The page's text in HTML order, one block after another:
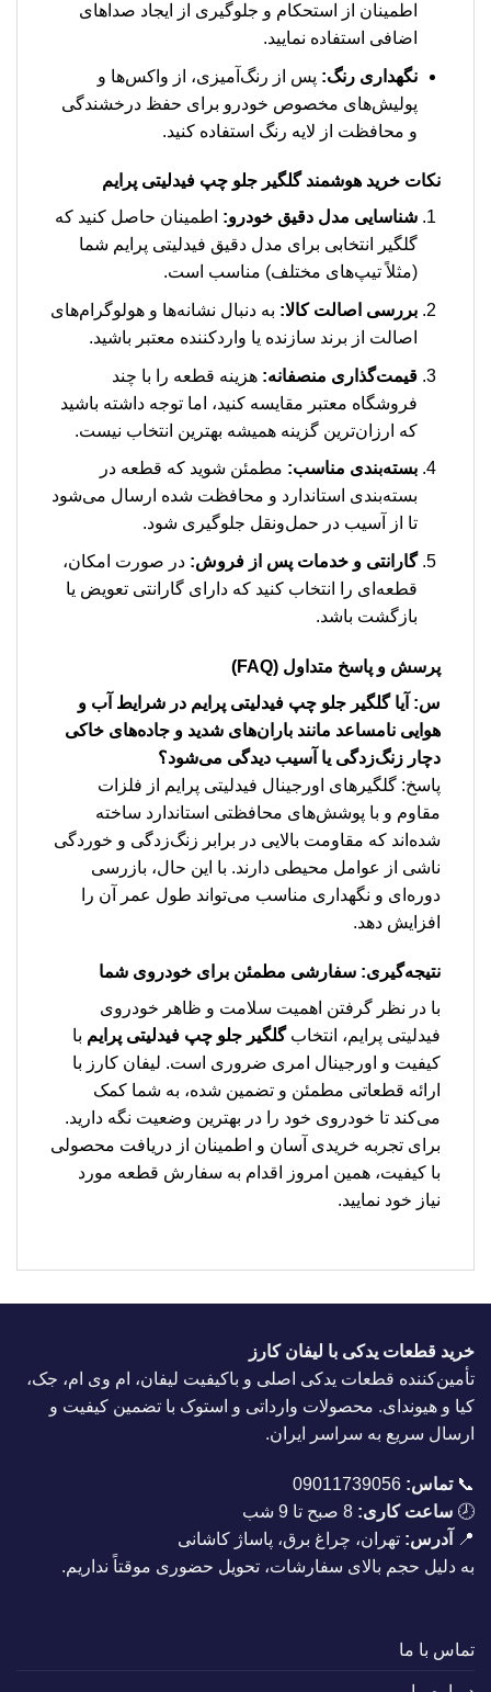
اطمینان از استحکام و جلوگیری از ایجاد صداهای
اضافی استفاده نمایید.
نگهداری رنگ: پس از رنگ‌آمیزی، از واکس‌ها و
پولیش‌های مخصوص خودرو برای حفظ درخشندگی
و محافظت از لایه رنگ استفاده کنید.
نکات خرید هوشمندگلگیر جلو چپ فیدلیتی پرایم
شناسایی مدل دقیق خودرو: اطمینان حاصل کنید که
گلگیر انتخابی برای مدل دقیق فیدلیتی پرایم شما
(مثلاً تیپ‌های مختلف) مناسب است.
بررسی اصالت کالا: به دنبال نشانه‌ها و هولوگرام‌های
اصالت از برند سازنده یا واردکننده معتبر باشید.
قیمت‌گذاری منصفانه: هزینه قطعه را با چند
فروشگاه معتبر مقایسه کنید، اما توجه داشته باشید
که ارزان‌ترین گزینه همیشه بهترین انتخاب نیست.
بسته‌بندی مناسب: مطمئن شوید که قطعه در
بسته‌بندی استاندارد و محافظت شده ارسال می‌شود
تا از آسیب در حمل‌ونقل جلوگیری شود.
گارانتی و خدمات پس از فروش: در صورت امکان،
قطعه‌ای را انتخاب کنید که دارای گارانتی تعویض یا
بازگشت باشد.
پرسش و پاسخ متداول (FAQ)
س: آیا گلگیر جلو چپ فیدلیتی پرایم در شرایط آب و
هوایی نامساعد مانند باران‌های شدید و جاده‌های خاکی
دچار زنگ‌زدگی یا آسیب دیدگی می‌شود؟
پاسخ: گلگیرهای اورجینال فیدلیتی پرایم از فلزات
مقاوم و با پوشش‌های محافظتی استاندارد ساخته
شده‌اند که مقاومت بالایی در برابر زنگ‌زدگی و خوردگی
ناشی از عوامل محیطی دارند. با این حال، بازرسی
دوره‌ای و نگهداری مناسب می‌تواند طول عمر آن را
افزایش دهد.
نتیجه‌گیری: سفارشی مطمئن برای خودروی شما
با در نظر گرفتن اهمیت سلامت و ظاهر خودروی
فیدلیتی پرایم، انتخابگلگیر جلو چپ فیدلیتی پرایم با
کیفیت و اورجینال امری ضروری است. لیفان کارز با
ارائه قطعاتی مطمئن و تضمین شده، به شما کمک
می‌کند تا خودروی خود را در بهترین وضعیت نگه دارید.
برای تجربه خریدی آسان و اطمینان از دریافت محصولی
با کیفیت، همین امروز اقدام به سفارش قطعه مورد
نیاز خود نمایید.
خرید قطعات یدکی با لیفان کارز
تأمین‌کننده قطعات یدکی اصلی و باکیفیت لیفان، ام وی ام، جک،
کیا و هیوندای. محصولات وارداتی و استوک با تضمین کیفیت و
ارسال سریع به سراسر ایران.
📞تماس: 09011739056
🕗 ساعت کاری:
📍
آدرس: تهران، چراغ برق، پاساژ کاشانی
به دلیل حجم بالای سفارشات، تحویل حضوری موقتاً نداریم.
تماس با ما